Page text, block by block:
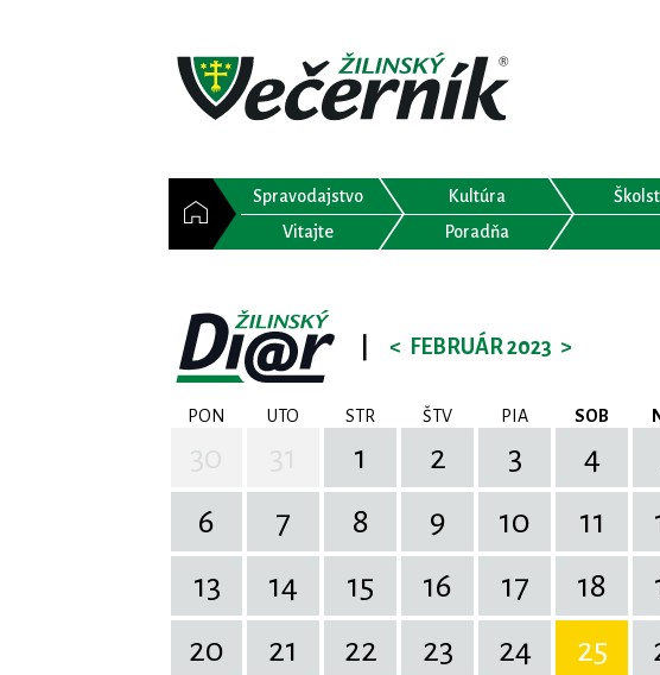
Spravodajstvo Kultúra
Vitajte
Poradňa
< FEBRUÁR 2023 >
PON UTO STR ŠTV PIA SOB
1 2 3 4
6
7 8 9 10 11
13
14 15 16 17 18
20
21 22 23 24 25